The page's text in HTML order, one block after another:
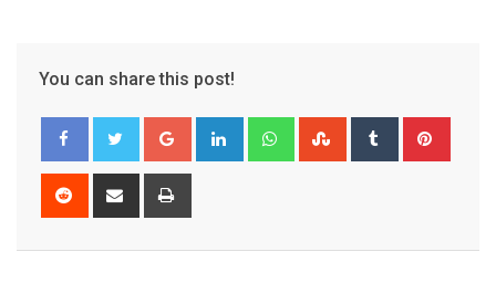
You can share this post!
Google+ LinkedIn WhatsappStumbleUpon
Tumblr
Reddit
Share